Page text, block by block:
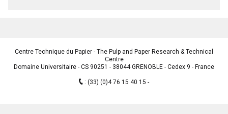
Centre Technique du Papier - The Pulp and Paper Research & Technical
Centre
Domaine Universitaire - CS 90251 - 38044 GRENOBLE - Cedex 9 - France
: (33) (0)4 76 15 40 15